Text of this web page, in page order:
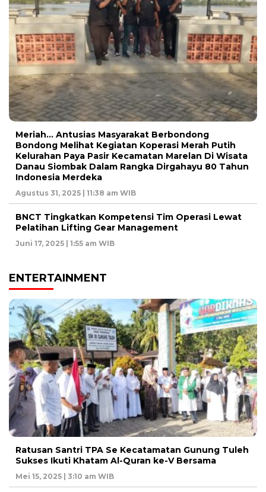
Meriah… Antusias Masyarakat Berbondong
Bondong Melihat Kegiatan Koperasi Merah Putih
Kelurahan Paya Pasir Kecamatan Marelan Di Wisata
Danau Siombak Dalam Rangka Dirgahayu 80 Tahun
Indonesia Merdeka
Agustus 31, 2025 | 11:38 am WIB
BNCT Tingkatkan Kompetensi Tim Operasi Lewat
Pelatihan Lifting Gear Management
Juni 17, 2025 | 1:55 am WIB
ENTERTAINMENT
Ratusan Santri TPA Se Kecatamatan Gunung Tuleh
Sukses Ikuti Khatam Al-Quran ke-V Bersama
Mei 15, 2025 | 3:10 am WIB